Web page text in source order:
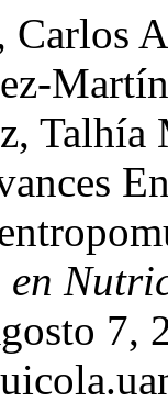
Carlos
Talhía
en
7,